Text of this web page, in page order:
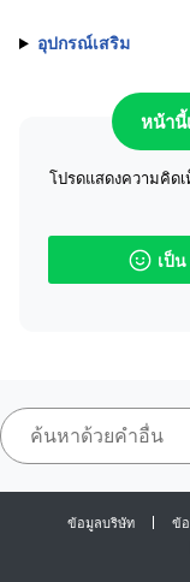
อุปกรณ์เสริม
หน้า
โปรดแสดงความคิด
เป็น
ข้อมูลบริษัท ข้